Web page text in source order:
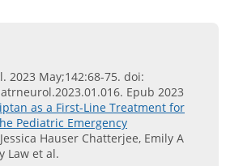
2023 May;142:68-75. doi:
Epub 2023
as a First-Line Treatment for
Pediatric Emergency
Hauser Chatterjee, Emily A
Law et al.